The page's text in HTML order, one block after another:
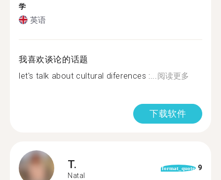
学
英语
我喜欢谈论的话题
let's talk about cultural diferences :... 阅读更多
下载软件
T.
Natal
format_quote 9